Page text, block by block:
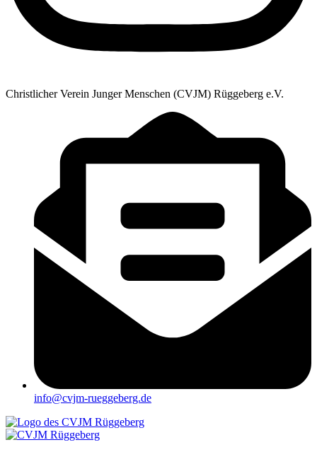
Christlicher Verein Junger Menschen (CVJM) Rüggeberg e.V.
info@cvjm-rueggeberg.de